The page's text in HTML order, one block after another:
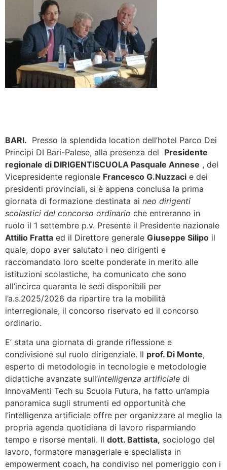
BARI. Presso la splendida location dell’hotel Parco Dei
Principi DI Bari-Palese, alla presenza del Presidente
regionale di DIRIGENTISCUOLA Pasquale Annese , del
Vicepresidente regionale Francesco G.Nuzzaci e dei
presidenti provinciali, si è appena conclusa la prima
giornata di formazione destinata ai neo dirigenti
scolastici del concorso ordinario che entreranno in
ruolo il 1 settembre p.v. Presente il Presidente nazionale
Attilio Fratta ed il Direttore generale Giuseppe Silipo il
quale, dopo aver salutato i neo dirigenti e
raccomandato loro scelte ponderate in merito alle
istituzioni scolastiche, ha comunicato che sono
all’incirca quaranta le sedi disponibili per
l’a.s.2025/2026 da ripartire tra la mobilità
interregionale, il concorso riservato ed il concorso
ordinario.
E’ stata una giornata di grande riflessione e
condivisione sul ruolo dirigenziale. Il prof. Di Monte,
esperto di metodologie in tecnologie e metodologie
didattiche avanzate sull’intelligenza artificiale di
InnovaMenti Tech su Scuola Futura, ha fatto un’ampia
panoramica sugli strumenti ed opportunità che
l’intelligenza artificiale offre per organizzare al meglio la
propria agenda quotidiana di lavoro risparmiando
tempo e risorse mentali. Il dott. Battista, sociologo del
lavoro, formatore manageriale e specialista in
empowerment coach, ha condiviso nel pomeriggio con i